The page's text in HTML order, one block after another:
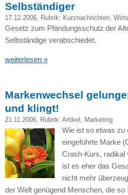
Selbständiger
17.12.2006, Rubrik: Kurznachrichten,
Gesetz zum Pfändungsschutz der
Selbständige verabschiedet.
weiterlesen »
Markenwechsel
und klingt!
21.11.2006, Rubrik: Artikel , Marketing
Wie ist so etwas zu
eingeführte Marke
Crash-Kurs,
ist es eher das
nicht mehr
der Welt genügend Menschen, die so